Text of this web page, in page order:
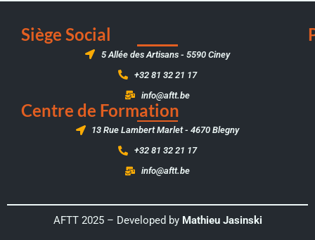
Siège Social
5 Allée des Artisans - 5590 Ciney
+32 81 32 21 17
info@aftt.be
Centre de Formation
13 Rue Lambert Marlet - 4670 Blegny
+32 81 32 21 17
info@aftt.be
AFTT 2025 – Developed by Mathieu Jasinski